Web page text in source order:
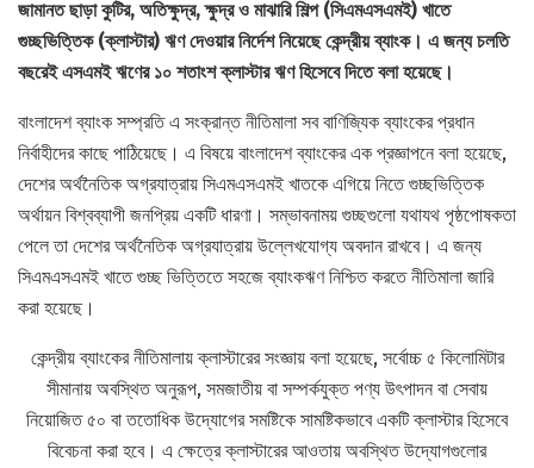
জামানত ছাড়া কুটির, অতিক্ষুদ্র, ক্ষুদ্র ও মাঝারি শিল্প (সিএমএসএমই) খাতে
গুচ্ছভিত্তিক (ক্লাস্টার) ঋণ দেওয়ার নির্দেশ নিয়েছে কেন্দ্রীয় ব্যাংক। এ জন্য চলতি
বছরেই এসএমই ঋণের ১০ শতাংশ ক্লাস্টার ঋণ হিসেবে দিতে বলা হয়েছে।
বাংলাদেশ ব্যাংক সম্প্রতি এ সংক্রান্ত নীতিমালা সব বাণিজ্যিক ব্যাংকের প্রধান
নির্বাহীদের কাছে পাঠিয়েছে। এ বিষয়ে বাংলাদেশ ব্যাংকের এক প্রজ্ঞাপনে বলা হয়েছে,
দেশের অর্থনৈতিক অগ্রযাত্রায় সিএমএসএমই খাতকে এগিয়ে নিতে গুচ্ছভিত্তিক
অর্থায়ন বিশ্বব্যাপী জনপ্রিয় একটি ধারণা। সম্ভাবনাময় গুচ্ছগুলো যথাযথ পৃষ্ঠপোষকতা
পেলে তা দেশের অর্থনৈতিক অগ্রযাত্রায় উল্লেখযোগ্য অবদান রাখবে। এ জন্য
সিএমএসএমই খাতে গুচ্ছ ভিত্তিতে সহজে ব্যাংকঋণ নিশ্চিত করতে নীতিমালা জারি
করা হয়েছে।
কেন্দ্রীয় ব্যাংকের নীতিমালায় ক্লাস্টারের সংজ্ঞায় বলা হয়েছে, সর্বোচ্চ ৫ কিলোমিটার
সীমানায় অবস্থিত অনুরূপ, সমজাতীয় বা সম্পর্কযুক্ত পণ্য উৎপাদন বা সেবায়
নিয়োজিত ৫০ বা ততোধিক উদ্যোগের সমষ্টিকে সামষ্টিকভাবে একটি ক্লাস্টার হিসেবে
বিবেচনা করা হবে। এ ক্ষেত্রে ক্লাস্টারের আওতায় অবস্থিত উদ্যোগগুলোর